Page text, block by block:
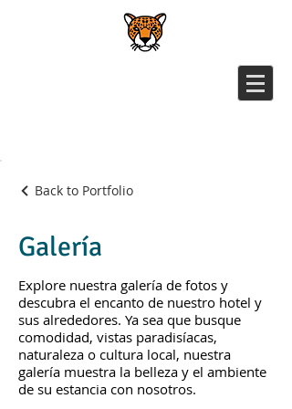
Back to Portfolio
Galería
Explore nuestra galería de fotos y
descubra el encanto de nuestro hotel y
sus alrededores. Ya sea que busque
comodidad, vistas paradisíacas,
naturaleza o cultura local, nuestra
galería muestra la belleza y el ambiente
de su estancia con nosotros.